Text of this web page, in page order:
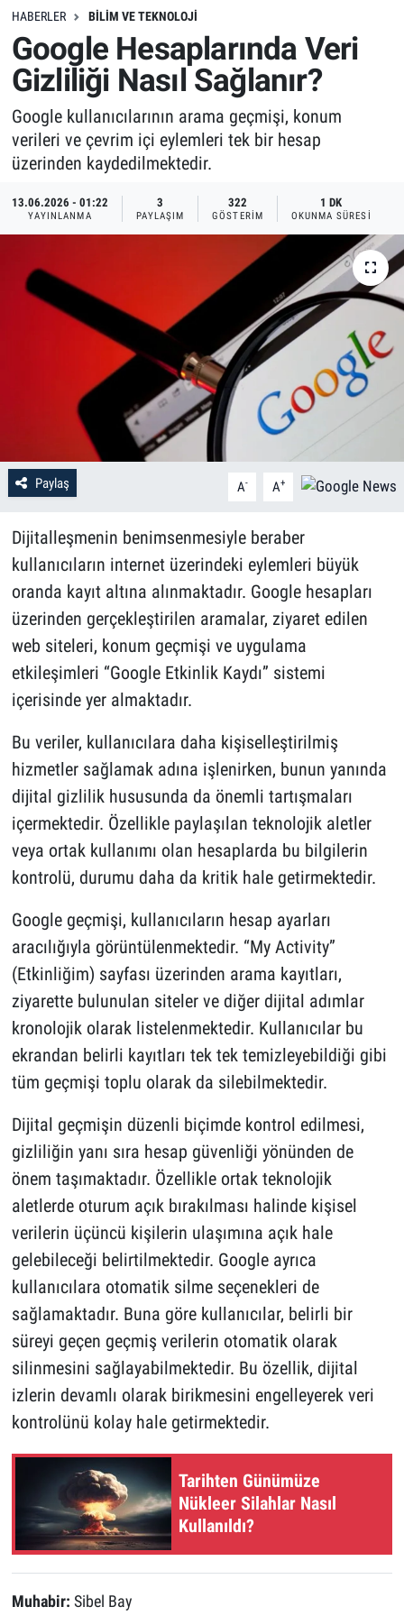
HABERLER BILIM VE TEKNOLOJI
Google Hesaplarında Veri
Gizliliği Nasıl Sağlanır?
Google kullanıcılarının arama geçmişi, konum
verileri ve çevrim içi eylemleri tek bir hesap
üzerinden kaydedilmektedir.
13.06.2026 - 01:22
YAYINLANMA
3
PAYLAŞIM
322
GÖSTERIM
1 DK
OKUNMA SÜRESI
Paylaş A- A+
Dijitalleşmenin benimsenmesiyle beraber
kullanıcıların internet üzerindeki eylemleri büyük
oranda kayıt altına alınmaktadır. Google hesapları
üzerinden gerçekleştirilen aramalar, ziyaret edilen
web siteleri, konum geçmişi ve uygulama
etkileşimleri “Google Etkinlik Kaydı” sistemi
içerisinde yer almaktadır.
Bu veriler, kullanıcılara daha kişiselleştirilmiş
hizmetler sağlamak adına işlenirken, bunun yanında
dijital gizlilik hususunda da önemli tartışmaları
içermektedir. Özellikle paylaşılan teknolojik aletler
veya ortak kullanımı olan hesaplarda bu bilgilerin
kontrolü, durumu daha da kritik hale getirmektedir.
Google geçmişi, kullanıcıların hesap ayarları
aracılığıyla görüntülenmektedir. “My Activity”
(Etkinliğim) sayfası üzerinden arama kayıtları,
ziyarette bulunulan siteler ve diğer dijital adımlar
kronolojik olarak listelenmektedir. Kullanıcılar bu
ekrandan belirli kayıtları tek tek temizleyebildiği gibi
tüm geçmişi toplu olarak da silebilmektedir.
Dijital geçmişin düzenli biçimde kontrol edilmesi,
gizliliğin yanı sıra hesap güvenliği yönünden de
önem taşımaktadır. Özellikle ortak teknolojik
aletlerde oturum açık bırakılması halinde kişisel
verilerin üçüncü kişilerin ulaşımına açık hale
gelebileceği belirtilmektedir. Google ayrıca
kullanıcılara otomatik silme seçenekleri de
sağlamaktadır. Buna göre kullanıcılar, belirli bir
süreyi geçen geçmiş verilerin otomatik olarak
silinmesini sağlayabilmektedir. Bu özellik, dijital
izlerin devamlı olarak birikmesini engelleyerek veri
kontrolünü kolay hale getirmektedir.
Tarihten Günümüze
Nükleer Silahlar Nasıl
Kullanıldı?
Muhabir: Sibel Bay